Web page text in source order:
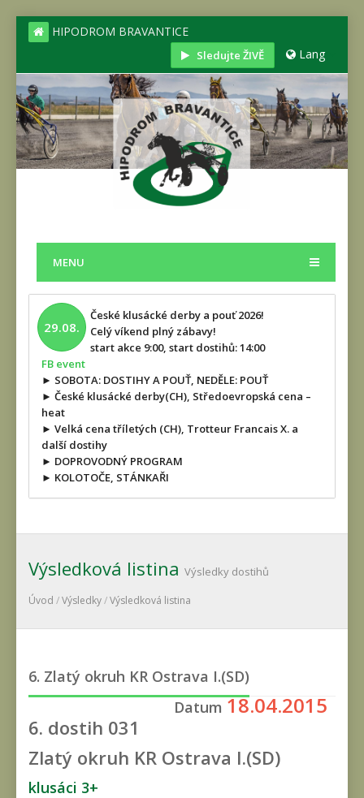
HIPODROM BRAVANTICE
Sledujte ŽIVĚ Lang
MENU
29.08.
České klusácké derby a pouť 2026!
Celý víkend plný zábavy!
start akce 9:00, start dostihů: 14:00
FB event
► SOBOTA: DOSTIHY A POUŤ, NEDĚLE: POUŤ
► České klusácké derby(CH), Středoevropská cena –
heat
► Velká cena tříletých (CH), Trotteur Francais X. a
další dostihy
► DOPROVODNÝ PROGRAM
► KOLOTOČE, STÁNKAŘI
Výsledková listina Výsledky dostihů
Úvod /Výsledky/Výsledková listina
6. Zlatý okruh KR Ostrava I.(SD)
Datum 18.04.2015
6. dostih 031
Zlatý okruh KR Ostrava I.(SD)
klusáci 3+